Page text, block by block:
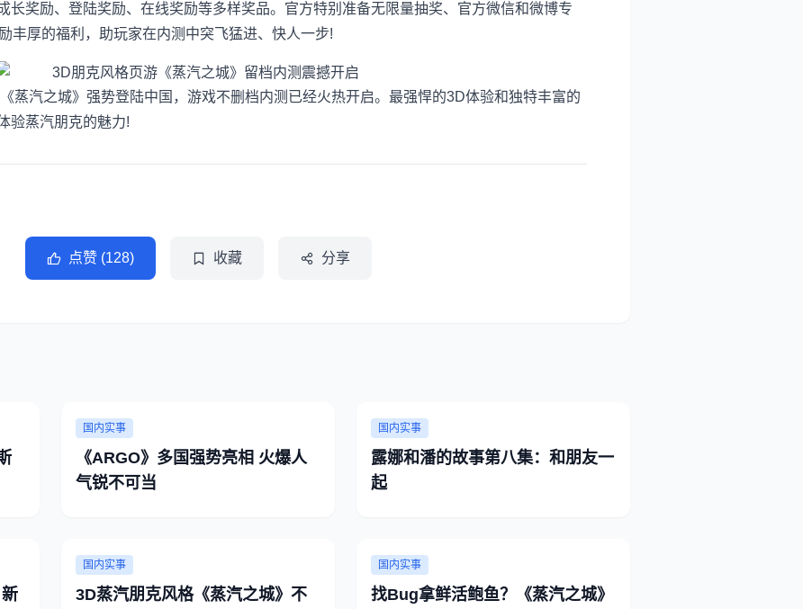
长奖励、登陆奖励、在线奖励等多样奖品。官方特别准备无限量抽奖、官方微信和微博专
丰厚的福利，助玩家在内测中突飞猛进、快人一步!
汽之城》强势登陆中国，游戏不删档内测已经火热开启。最强悍的3D体验和独特丰富的
验蒸汽朋克的魅力!
点赞 (128) 收藏 分享
国内实事
《ARGO》多国强势亮相 火爆人
气锐不可当
国内实事
露娜和潘的故事第八集：和朋友一
起
国内实事
3D蒸汽朋克风格《蒸汽之城》不
国内实事
找Bug拿鲜活鲍鱼？《蒸汽之城》